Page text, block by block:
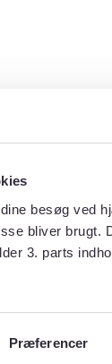
besøg ved
bliver
3. parts
Præferencer